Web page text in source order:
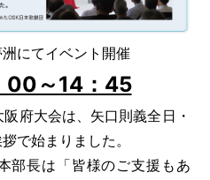
にてイベント開催
00～14：45
府大会は、矢口則義全日・
で始まりました。
部長は「皆様のご支援もあ